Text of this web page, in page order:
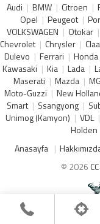
Audi BMW Citroen
Opel
Peugeot
VOLKSWAGEN
Otokar
Chevrolet
Chrysler
Dulevo
Ferrari Honda
Kawasaki
Kia Lada
Maserati
Mazda MG
Moto-Guzzi
New
Smart
Ssangyong
Unimog (Kamyon)
VDL
Holden
Anasayfa
© 2026